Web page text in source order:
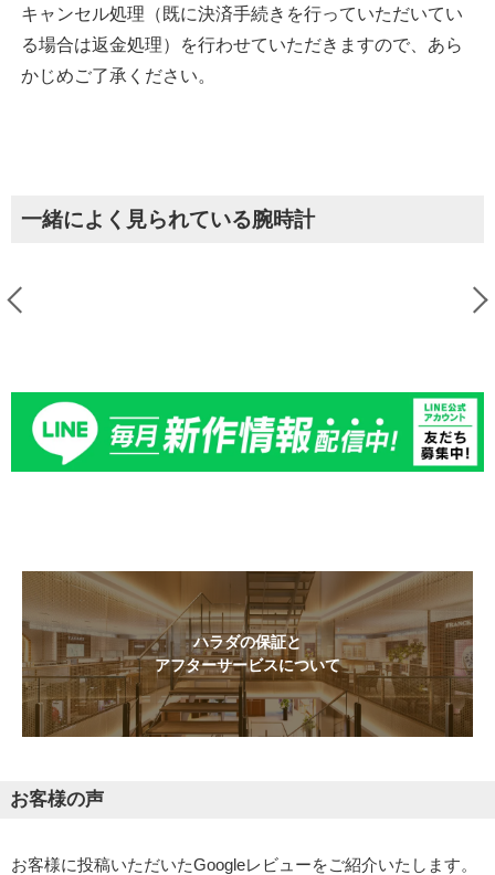
キャンセル処理（既に決済手続きを行っていただいてい
る場合は返金処理）を行わせていただきますので、あら
かじめご了承ください。
一緒によく見られている腕時計
ハラダの保証と
アフターサービスについて
お客様の声
お客様に投稿いただいたGoogleレビューをご紹介いたします。